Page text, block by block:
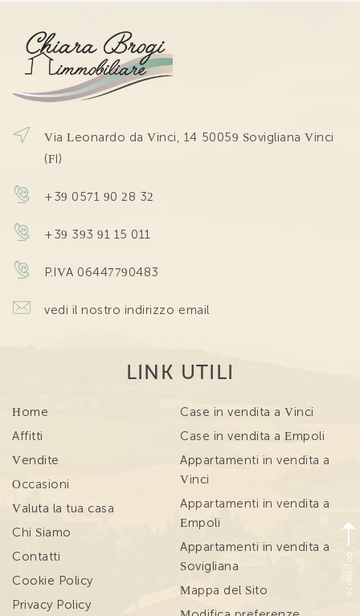
Via Leonardo da Vinci, 14 50059 Sovigliana Vinci
(FI)
+39 0571 90 28 32
+39 393 91 15 011
P.IVA 06447790483
vedi il nostro indirizzo email
LINK UTILI
Home
Affitti
Vendite
Occasioni
Valuta la tua casa
Chi Siamo
Contatti
Cookie Policy
Privacy Policy
Case in vendita a Vinci
Case in vendita a Empoli
Appartamenti in vendita a
Vinci
Appartamenti in vendita a
Empoli
Appartamenti in vendita a
Sovigliana
Mappa del Sito
Scroll Top